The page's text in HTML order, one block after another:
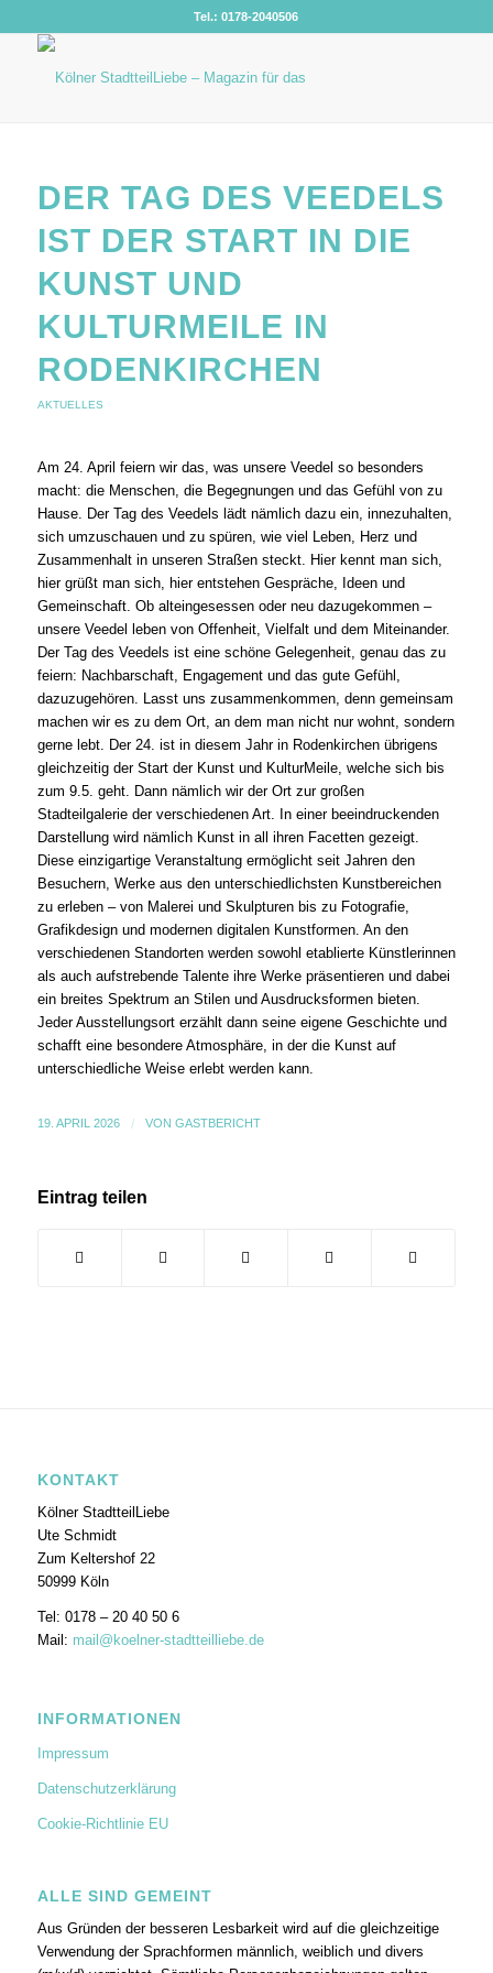
Tel.: 0178-2040506
DER TAG DES VEEDELS
IST DER START IN DIE
KUNST UND
KULTURMEILE IN
RODENKIRCHEN
AKTUELLES
Am 24. April feiern wir das, was unsere Veedel so besonders
macht: die Menschen, die Begegnungen und das Gefühl von zu
Hause. Der Tag des Veedels lädt nämlich dazu ein, innezuhalten,
sich umzuschauen und zu spüren, wie viel Leben, Herz und
Zusammenhalt in unseren Straßen steckt. Hier kennt man sich,
hier grüßt man sich, hier entstehen Gespräche, Ideen und
Gemeinschaft. Ob alteingesessen oder neu dazugekommen –
unsere Veedel leben von Offenheit, Vielfalt und dem Miteinander.
Der Tag des Veedels ist eine schöne Gelegenheit, genau das zu
feiern: Nachbarschaft, Engagement und das gute Gefühl,
dazuzugehören. Lasst uns zusammenkommen, denn gemeinsam
machen wir es zu dem Ort, an dem man nicht nur wohnt, sondern
gerne lebt. Der 24. ist in diesem Jahr in Rodenkirchen übrigens
gleichzeitig der Start der Kunst und KulturMeile, welche sich bis
zum 9.5. geht. Dann nämlich wir der Ort zur großen
Stadteilgalerie der verschiedenen Art. In einer beeindruckenden
Darstellung wird nämlich Kunst in all ihren Facetten gezeigt.
Diese einzigartige Veranstaltung ermöglicht seit Jahren den
Besuchern, Werke aus den unterschiedlichsten Kunstbereichen
zu erleben – von Malerei und Skulpturen bis zu Fotografie,
Grafikdesign und modernen digitalen Kunstformen. An den
verschiedenen Standorten werden sowohl etablierte Künstlerinnen
als auch aufstrebende Talente ihre Werke präsentieren und dabei
ein breites Spektrum an Stilen und Ausdrucksformen bieten.
Jeder Ausstellungsort erzählt dann seine eigene Geschichte und
schafft eine besondere Atmosphäre, in der die Kunst auf
unterschiedliche Weise erlebt werden kann.
19. APRIL 2026 / VON GASTBERICHT
Eintrag teilen
KONTAKT
Kölner StadtteilLiebe
Ute Schmidt
Zum Keltershof 22
50999 Köln
Tel: 0178 – 20 40 50 6
Mail: mail@koelner-stadtteilliebe.de
INFORMATIONEN
Impressum
Datenschutzerklärung
Cookie-Richtlinie EU
ALLE SIND GEMEINT
Aus Gründen der besseren Lesbarkeit wird auf die gleichzeitige
Verwendung der Sprachformen männlich, weiblich und divers